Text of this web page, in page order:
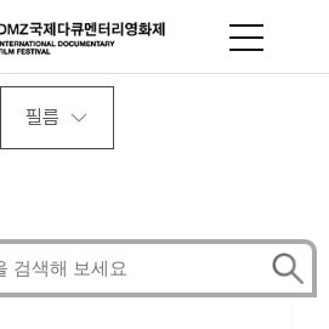
필름